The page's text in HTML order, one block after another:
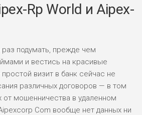
Rp World и Aipex-
подумать, прежде чем
и вестись на красивые
визит в банк сейчас не
различных договоров — в том
мошенничества в удаленном
Com вообще нет данных ни